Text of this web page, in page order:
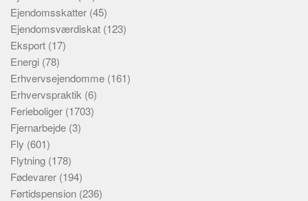
Ejendomsskatter (45)
Ejendomsværdiskat (123)
Eksport (17)
Energi (78)
Erhvervsejendomme (161)
Erhvervspraktik (6)
Ferieboliger (1703)
Fjernarbejde (3)
Fly (601)
Flytning (178)
Fødevarer (194)
Førtidspension (236)